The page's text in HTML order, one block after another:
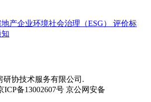
产企业环境社会治理（ESG） 评价标
研协技术服务有限公司.
ICP备13002607号 京公网安备